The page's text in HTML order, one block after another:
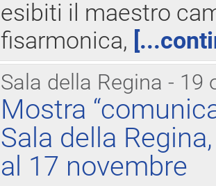
esibiti il maestro
fisarmonica,
Sala della Regina - 19
Mostra
Sala della
al 17 novembre